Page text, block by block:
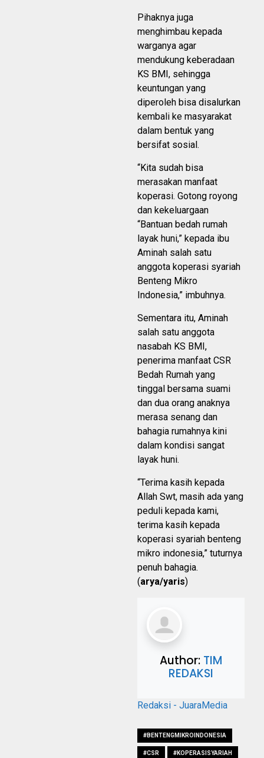
Pihaknya juga
menghimbau kepada
warganya agar
mendukung keberadaan
KS BMI, sehingga
keuntungan yang
diperoleh bisa disalurkan
kembali ke masyarakat
dalam bentuk yang
bersifat sosial.
“Kita sudah bisa
merasakan manfaat
koperasi. Gotong royong
dan kekeluargaan
“Bantuan bedah rumah
layak huni,” kepada ibu
Aminah salah satu
anggota koperasi syariah
Benteng Mikro
Indonesia,” imbuhnya.
Sementara itu, Aminah
salah satu anggota
nasabah KS BMI,
penerima manfaat CSR
Bedah Rumah yang
tinggal bersama suami
dan dua orang anaknya
merasa senang dan
bahagia rumahnya kini
dalam kondisi sangat
layak huni.
“Terima kasih kepada
Allah Swt, masih ada yang
peduli kepada kami,
terima kasih kepada
koperasi syariah benteng
mikro indonesia,” tuturnya
penuh bahagia.
(arya/yaris)
Author: TIM
REDAKSI
Redaksi - JuaraMedia
#BENTENGMIKROINDONESIA
#CSR #KOPERASISYARIAH